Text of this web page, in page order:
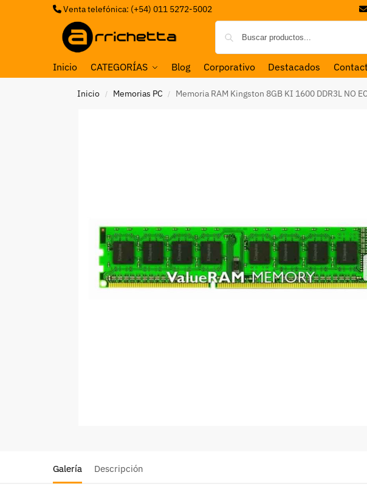
Venta telefónica: (+54) 011 5272-5002
Inicio CATEGORÍAS Blog Corporativo Destacados
Inicio / Memorias PC / Memoria RAM Kingston 8GB KI 1600 DDR3L NO
Galería Descripción